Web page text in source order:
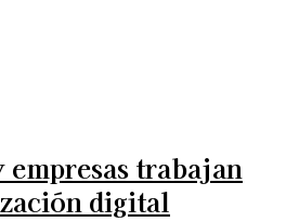
empresas trabajan
digital